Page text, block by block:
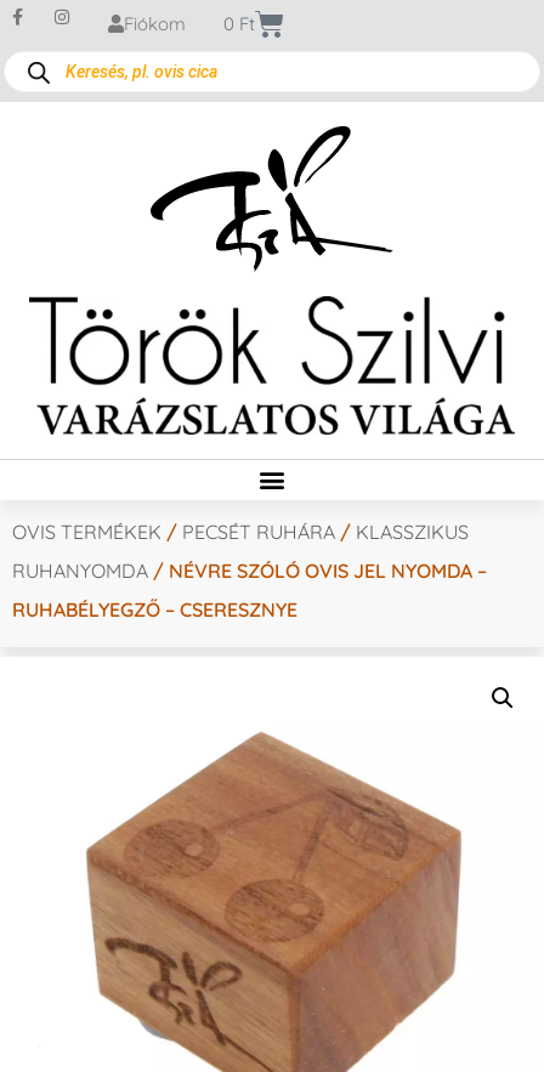
Fiókom 0 Ft
OVIS TERMÉKEK / PECSÉT RUHÁRA / KLASSZIKUS
RUHANYOMDA / NÉVRE SZÓLÓ OVIS JEL NYOMDA –
RUHABÉLYEGZŐ – CSERESZNYE